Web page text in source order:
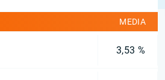
MEDIA
3,53 %